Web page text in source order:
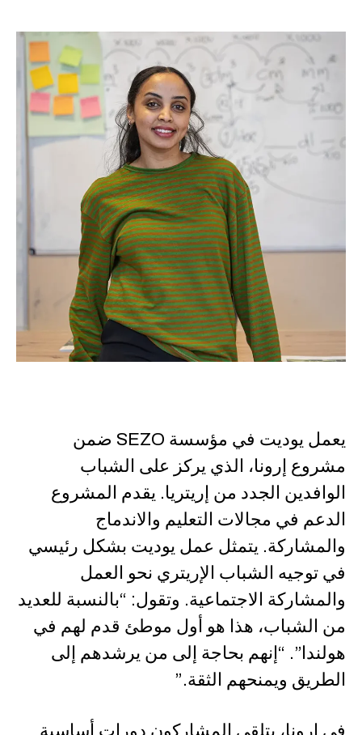
يعمل يوديت في مؤسسة SEZO ضمن
مشروع إرونا، الذي يركز على الشباب
الوافدين الجدد من إريتريا. يقدم المشروع
الدعم في مجالات التعليم والاندماج
والمشاركة. يتمثل عمل يوديت بشكل رئيسي
في توجيه الشباب الإريتري نحو العمل
والمشاركة الاجتماعية. وتقول: “بالنسبة للعديد
من الشباب، هذا هو أول موطئ قدم لهم في
هولندا”. “إنهم بحاجة إلى من يرشدهم إلى
الطريق ويمنحهم الثقة.”
في إرونا، يتلقى المشاركون دورات أساسية